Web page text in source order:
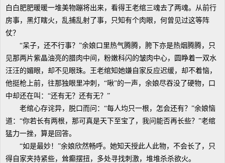
白白肥肥暖暖一堆美物蹦将出来，看得王老绾三魂去了两魂。从前行
房事，黑灯瞎火，乱捕乱射了事，只知有个肉眼，何曾见过这等阵
仗？
“呆子，还不行事？”余娘口里热气腾腾，胯下亦是热烟腾腾，只
见那两片紫晶油亮的腊肉中间，粉嫩科闪的皱肉中心，圆睁着一双水
汪汪的媚眼，却不见眼珠。王老绾知她嫌自家反应迟缓，却不着恼，
他挺枪上前，往那独眼里冲刺，“啾”的一声，余娘尽吞没了硬物，口
中却还在叫：“还有无？还有无？”
老绾心存诧异，脱口而问：“每人均只一根，怎会还有？”余娘恼
道：“你若长有两根，那可真是天下至宝了，我问能否再长些？”老绾
猛力一挫，算是回答。
“如是最妙！”余娘欣然畅呼。她知天授此人此物，不会长了，只
得自家夹持紧些，耸癫摆扭，多处寻找刺激，堆堆杀杀欲火。